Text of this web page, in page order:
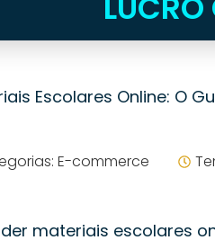
Escolares Online: O
E-commerce
materiais escolares